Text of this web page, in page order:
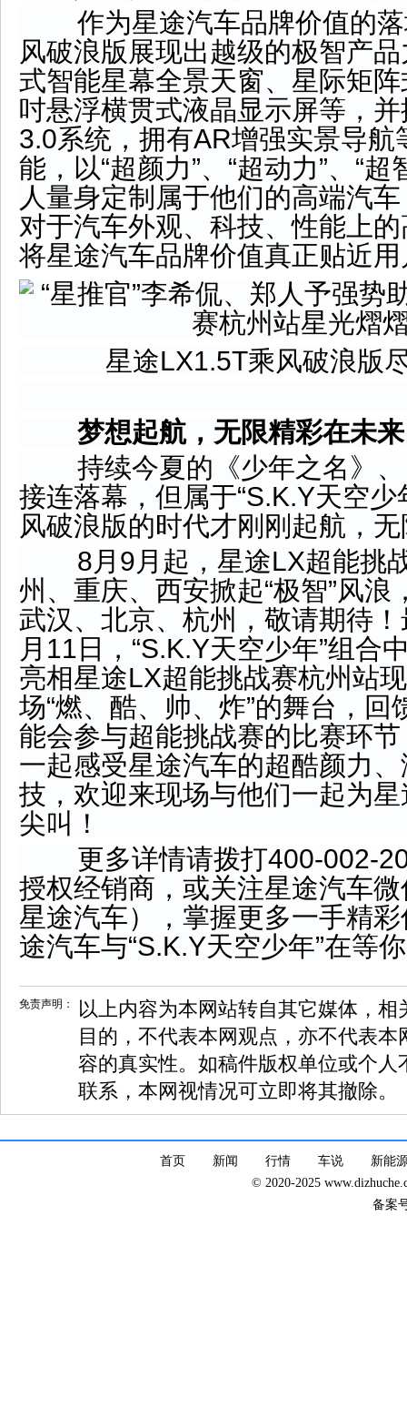
作为星途汽车品牌价值的落
风破浪版展现出越级的极智产
式智能星幕全景天窗、星际矩
吋悬浮横贯式液晶显示屏等，
3.0系统，拥有AR增强实景导航
能，以“超颜力”、“超动力”、“
人量身定制属于他们的高端汽
对于汽车外观、科技、性能上
将星途汽车品牌价值真正贴近
星途LX1.5T乘风破浪版
梦想起航，无限精彩在未来
持续今夏的《少年之名》、
接连落幕，但属于“S.K.Y天空
风破浪版的时代才刚刚起航，
8月9月起，星途LX超能挑
州、重庆、西安掀起“极智”风
武汉、北京、杭州，敬请期待
月11日，“S.K.Y天空少年”组合
亮相星途LX超能挑战赛杭州站
场“燃、酷、帅、炸”的舞台，
能会参与超能挑战赛的比赛环
一起感受星途汽车的超酷颜力
技，欢迎来现场与他们一起为
尖叫！
更多详情请拨打400-002-
授权经销商，或关注星途汽车
星途汽车），掌握更多一手精
途汽车与“S.K.Y天空少年”在等
免责声明：
以上内容为本网站转自其它媒体，
目的，不代表本网观点，亦不代表
容的真实性。如稿件版权单位或个
联系，本网视情况可立即将其撤除。
首页 新闻 行情 车说
新能
© 2020-2025
备案